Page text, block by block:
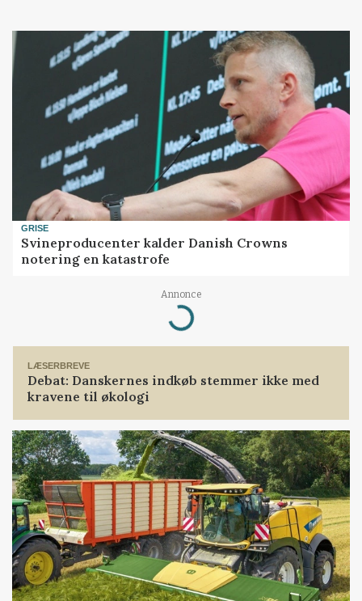
GRISE
Svineproducenter kalder Danish Crowns
notering en katastrofe
Annonce
Loading...
LÆSERBREVE
Debat: Danskernes indkøb stemmer ikke med
kravene til økologi